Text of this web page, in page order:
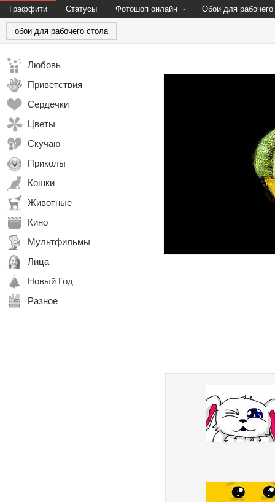
Граффити Статусы Фотошоп онлайн Обои для рабочего
обои для рабочего стола
Любовь
Приветствия
Сердечки
Цветы
Скучаю
Приколы
Кошки
Животные
Кино
Мультфильмы
Лица
Новый Год
Разное